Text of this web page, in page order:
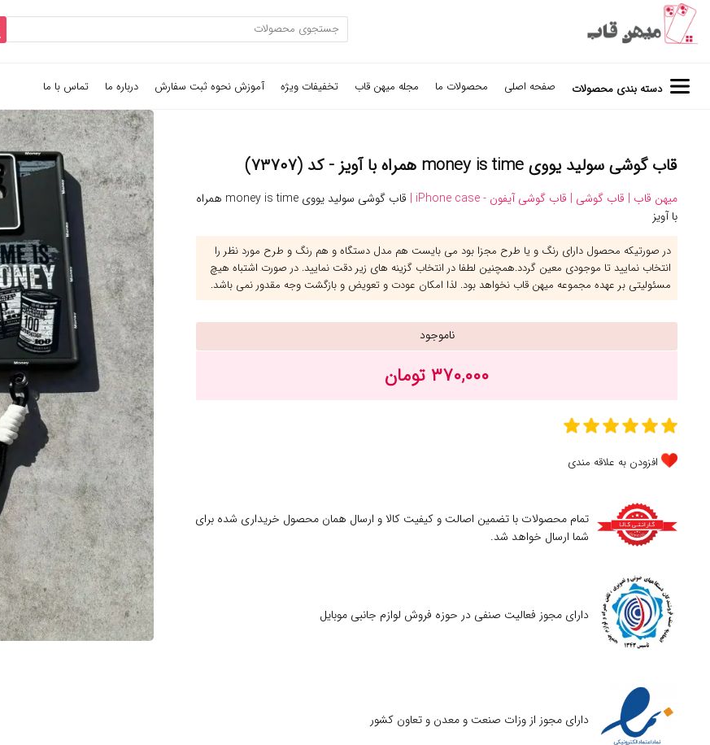
دسته بندی محصولات صفحه اصلی محصولات ما مجله میهن قاب تخفیفات ویژه آموزش نحوه ثبت سفارش درباره ما تماس با ما
قاب گوشی سولید یووی money is time همراه با آویز - کد (۷۳۷۰۷)
میهن قاب | قاب گوشی | قاب گوشی آیفون - iPhone case |
قاب گوشی سولید یووی money is time همراه
با آویز
در صورتیکه محصول دارای رنگ و یا طرح مجزا بود می بایست هم مدل دستگاه و هم رنگ و طرح مورد نظر را
انتخاب نمایید تا موجودی معین گردد.همچنین لطفا در انتخاب گزینه های زیر دقت نمایید. در صورت اشتباه هیچ
مسئولیتی بر عهده مجموعه میهن قاب نخواهد بود. لذا امکان عودت و تعویض و بازگشت وجه مقدور نمی باشد.
ناموجود
۳۷۰,۰۰۰ تومان
افزودن به علاقه مندی
تمام محصولات با تضمین اصالت و کیفیت کالا و ارسال همان محصول خریداری شده برای
شما ارسال خواهد شد.
دارای مجوز فعالیت صنفی در حوزه فروش لوازم جانبی موبایل
دارای مجوز از وزات صنعت و معدن و تعاون کشور